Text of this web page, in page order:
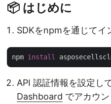
📦 はじめに
SDKをnpmを通じてイ
npm install
API 認証情報を設定し
Dashboard でアカウ